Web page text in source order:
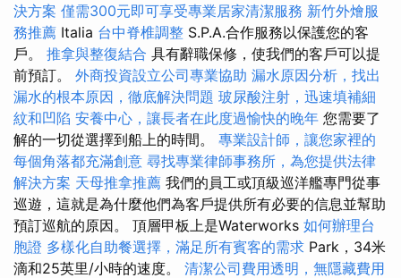
決方案 僅需300元即可享受專業居家清潔服務 新竹外燴服
務推薦 Italia 台中脊椎調整 S.P.A.合作服務以保護您的客
戶。 推拿與整復結合 具有辭職保修，使我們的客戶可以提
前預訂。 外商投資設立公司專業協助 漏水原因分析，找出
漏水的根本原因，徹底解決問題 玻尿酸注射，迅速填補細
紋和凹陷 安養中心，讓長者在此度過愉快的晚年 您需要了
解的一切從選擇到船上的時間。 專業設計師，讓您家裡的
每個角落都充滿創意 尋找專業律師事務所，為您提供法律
解決方案 天母推拿推薦 我們的員工或頂級巡洋艦專門從事
巡遊，這就是為什麼他們為客戶提供所有必要的信息並幫助
預訂巡航的原因。 頂層甲板上是Waterworks 如何辦理台
胞證 多樣化自助餐選擇，滿足所有賓客的需求 Park，34米
滴和25英里/小時的速度。 清潔公司費用透明，無隱藏費用